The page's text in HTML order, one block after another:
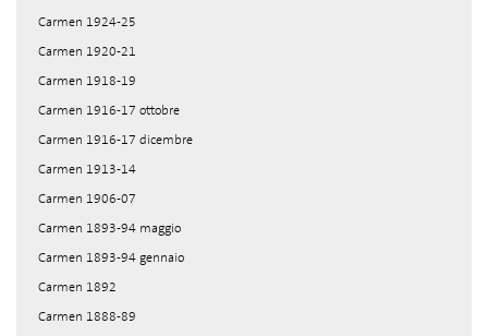
Carmen 1924-25
Carmen 1920-21
Carmen 1918-19
Carmen 1916-17 ottobre
Carmen 1916-17 dicembre
Carmen 1913-14
Carmen 1906-07
Carmen 1893-94 maggio
Carmen 1893-94 gennaio
Carmen 1892
Carmen 1888-89